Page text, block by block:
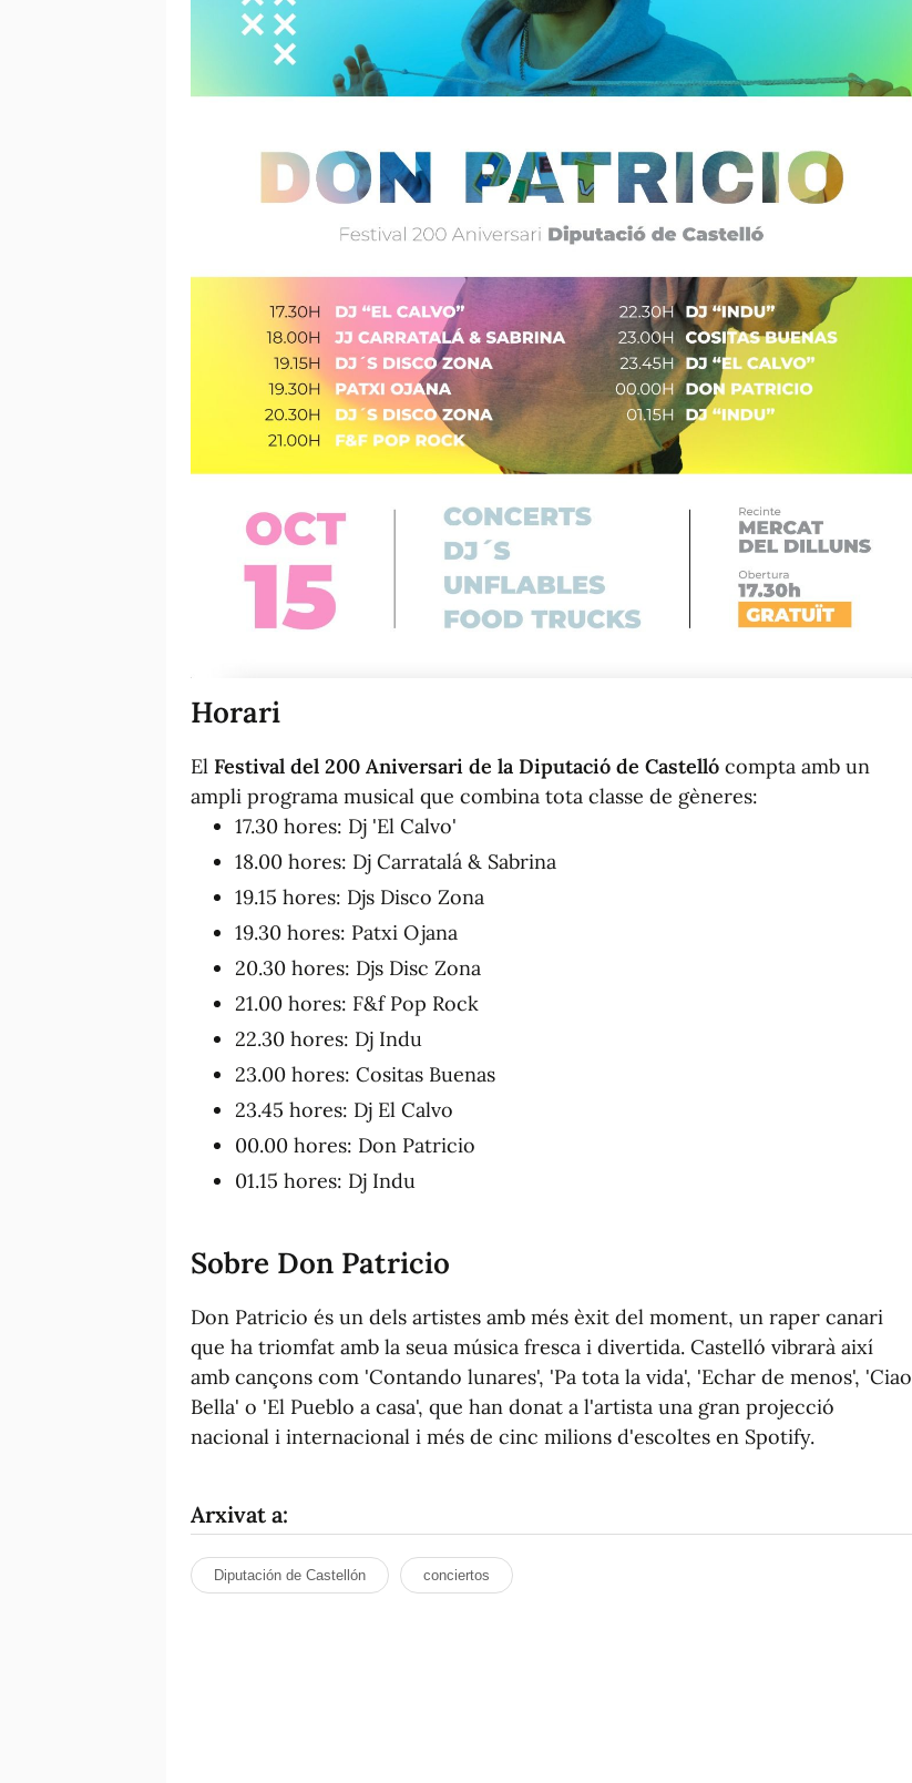
Horari
El Festival del 200 Aniversari de la Diputació de Castelló compta amb un
ampli programa musical que combina tota classe de gèneres:
17.30 hores: Dj 'El Calvo'
18.00 hores: Dj Carratalá & Sabrina
19.15 hores: Djs Disco Zona
19.30 hores: Patxi Ojana
20.30 hores: Djs Disc Zona
21.00 hores: F&f Pop Rock
22.30 hores: Dj Indu
23.00 hores: Cositas Buenas
23.45 hores: Dj El Calvo
00.00 hores: Don Patricio
01.15 hores: Dj Indu
Sobre Don Patricio
Don Patricio és un dels artistes amb més èxit del moment, un raper canari
que ha triomfat amb la seua música fresca i divertida. Castelló vibrarà així
amb cançons com 'Contando lunares', 'Pa tota la vida', 'Echar de menos', 'Ciao
Bella' o 'El Pueblo a casa', que han donat a l'artista una gran projecció
nacional i internacional i més de cinc milions d'escoltes en Spotify.
Arxivat a:
Diputación de Castellón conciertos